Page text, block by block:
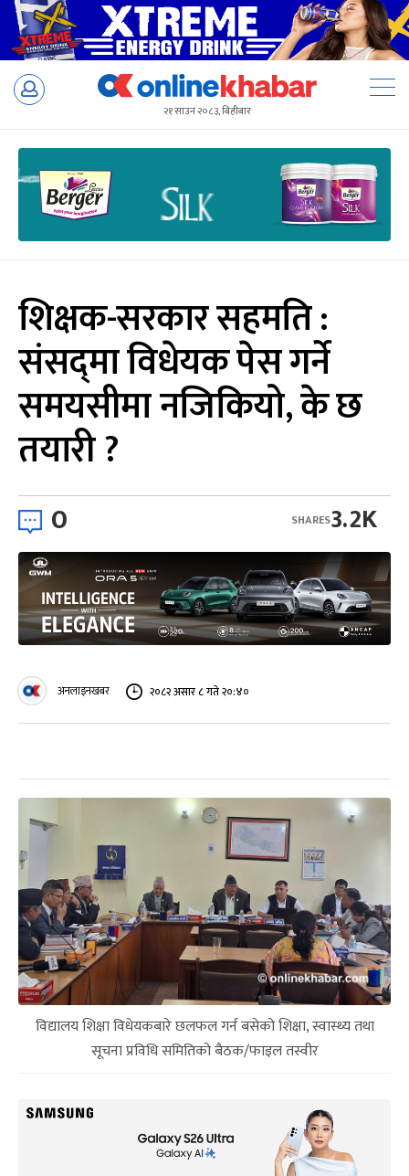
Skip
२१ साउन २०८३, बिहीबार
शिक्षक-सरकार सहमति :
संसद्‍मा विधेयक पेस गर्ने
समयसीमा नजिकियो, के छ
तयारी ?
0 3.2K
SHARES
अनलाइनखबर २०८२ असार ८ गते २०:४०
विद्यालय शिक्षा विधेयकबारे छलफल गर्न बसेको शिक्षा, स्वास्थ्य तथा
सूचना प्रविधि समितिको बैठक/फाइल तस्वीर